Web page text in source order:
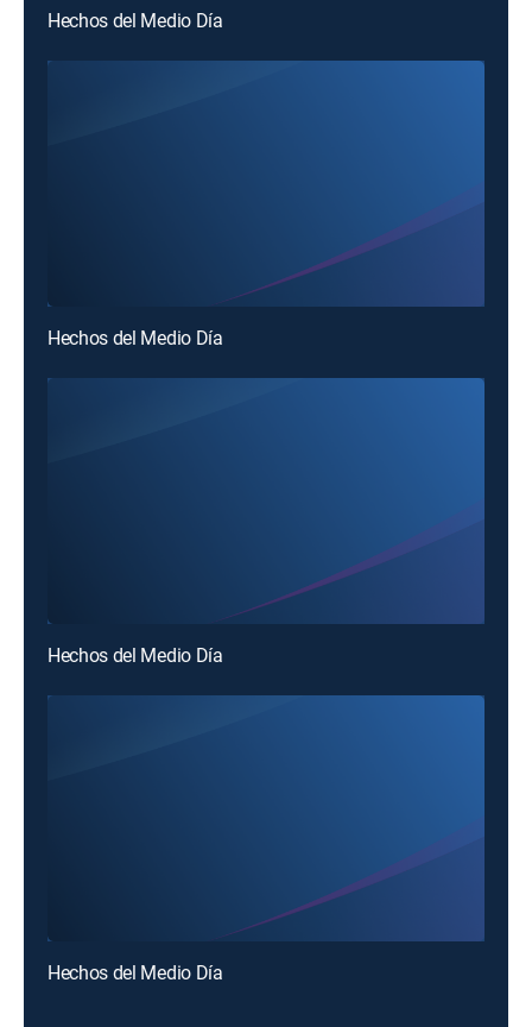
Hechos del Medio Día
Hechos del Medio Día
Hechos del Medio Día
Hechos del Medio Día